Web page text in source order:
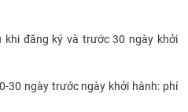
khi đăng ký và trước 30 ngày khởi
30 ngày trước ngày khởi hành: phí